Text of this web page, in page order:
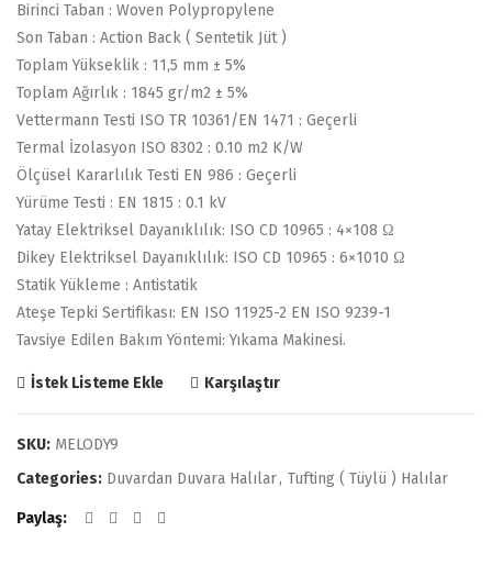
Birinci Taban : Woven Polypropylene
Son Taban : Action Back ( Sentetik Jüt )
Toplam Yükseklik : 11,5 mm ± 5%
Toplam Ağırlık : 1845 gr/m2 ± 5%
Vettermann Testi ISO TR 10361/EN 1471 : Geçerli
Termal İzolasyon ISO 8302 : 0.10 m2 K/W
Ölçüsel Kararlılık Testi EN 986 : Geçerli
Yürüme Testi : EN 1815 : 0.1 kV
Yatay Elektriksel Dayanıklılık: ISO CD 10965 : 4×108 Ω
Dikey Elektriksel Dayanıklılık: ISO CD 10965 : 6×1010 Ω
Statik Yükleme : Antistatik
Ateşe Tepki Sertifikası: EN ISO 11925-2 EN ISO 9239-1
Tavsiye Edilen Bakım Yöntemi: Yıkama Makinesi.
İstek Listeme Ekle Karşılaştır
SKU: MELODY9
Categories: Duvardan Duvara Halılar, Tufting ( Tüylü ) Halılar
Paylaş